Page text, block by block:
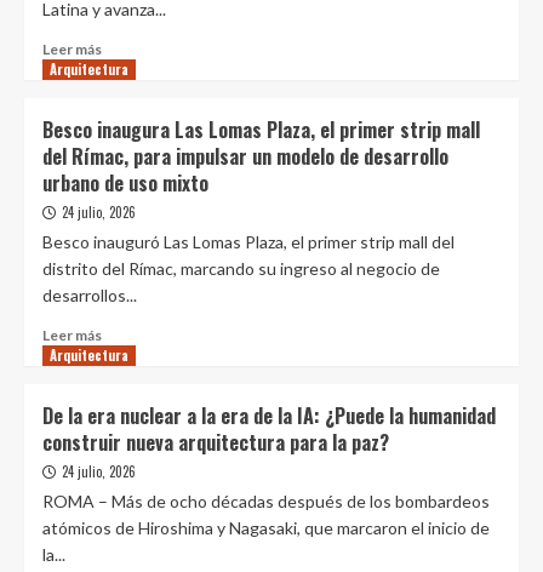
departamentos
Fusiona
el
Paisaje
Latina y avanza...
Leer más
más
la
venta
inmobiliaria
con
LIDZ.ai
suma
a
y
llegaría
más
países
la
región
Arquitectura
Besco inaugura Las Lomas Plaza, el primer strip mall
del Rímac, para impulsar un modelo de desarrollo
urbano de uso mixto
24 julio, 2026
Besco inauguró Las Lomas Plaza, el primer strip mall del
distrito del Rímac, marcando su ingreso al negocio de
desarrollos...
Leer más
más
inaugura
Las
Lomas
Plaza,
primer
Arquitectura
De la era nuclear a la era de la IA: ¿Puede la humanidad
construir nueva arquitectura para la paz?
24 julio, 2026
ROMA – Más de ocho décadas después de los bombardeos
atómicos de Hiroshima y Nagasaki, que marcaron el inicio de
la...